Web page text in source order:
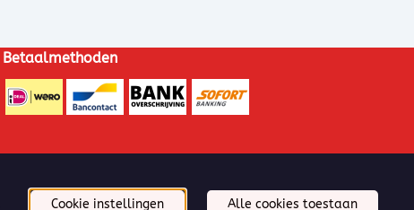
Betaalmethoden
Cookie instellingen Alle cookies toestaan